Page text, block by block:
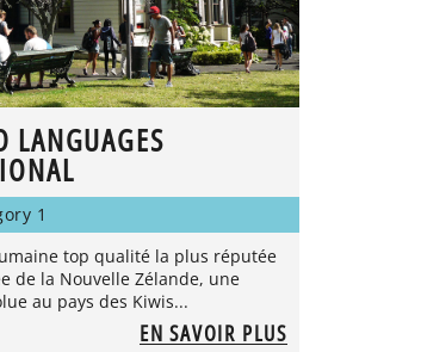
LANGUAGES
1
top qualité la plus réputée
de la Nouvelle Zélande, une
au pays des Kiwis...
EN SAVOIR PLUS